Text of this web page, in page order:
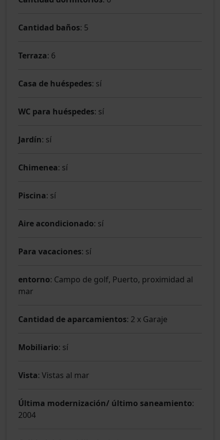
Cantidad baños: 5
Terraza: 6
Casa de huéspedes: sí
WC para huéspedes: sí
Jardín: sí
Chimenea: sí
Piscina: sí
Aire acondicionado: sí
Para vacaciones: sí
entorno: Campo de golf, Puerto, proximidad al
mar
Cantidad de aparcamientos: 2 x Garaje
Mobiliario: sí
Vista: Vistas al mar
Última modernización/ último saneamiento:
2004